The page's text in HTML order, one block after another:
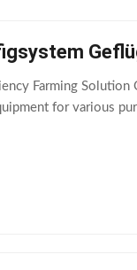
Farming
for various